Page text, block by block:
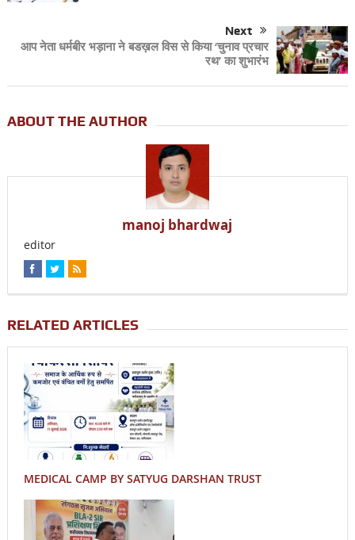
Next
आप नेता धर्मबीर भड़ाना ने बडख़ल विस से किया ‘चुनाव प्रचार
रथ’ का शुभारंभ
ABOUT THE AUTHOR
manoj bhardwaj
editor
RELATED ARTICLES
MEDICAL CAMP BY SATYUG DARSHAN TRUST